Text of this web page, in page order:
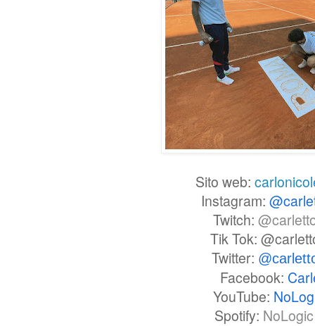
Sito web:
Instagram:
Twitch:
Tik Tok:
Twitter:
Facebook:
YouTube:
Spotify: